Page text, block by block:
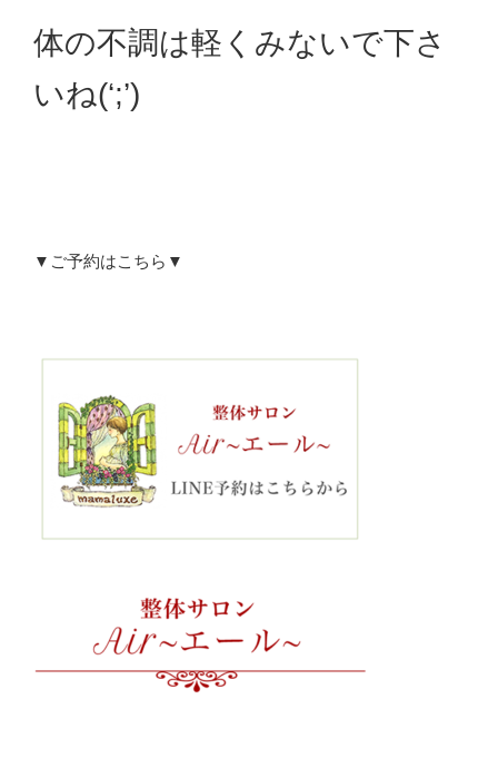
体の不調は軽くみないで下さ
いね(‘;’)
▼ご予約はこちら▼